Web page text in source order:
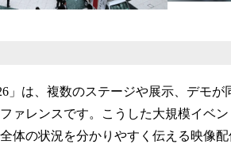
」は、複数のステージや展示、デモ
ァレンスです。こうした大規模イベ
体の状況を分かりやすく伝える映像